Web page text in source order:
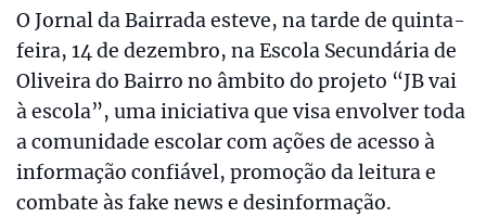
O Jornal da Bairrada esteve, na tarde de quinta-
feira, 14 de dezembro, na Escola Secundária de
Oliveira do Bairro no âmbito do projeto “JB vai
à escola”, uma iniciativa que visa envolver toda
a comunidade escolar com ações de acesso à
informação confiável, promoção da leitura e
combate às fake news e desinformação.